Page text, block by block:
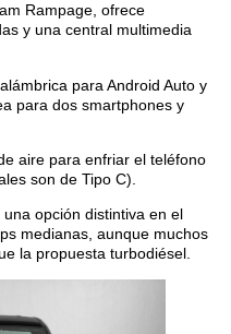
Rampage, ofrece
y una central multimedia
para Android Auto y
para dos smartphones y
aire para enfriar el teléfono
son de Tipo C).
opción distintiva en el
medianas, aunque muchos
la propuesta turbodiésel.